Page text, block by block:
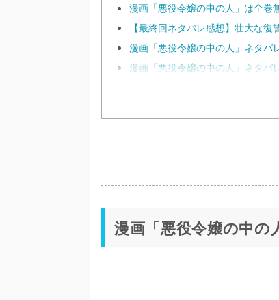
漫画「悪役令嬢の中の人」は全巻
【最終回ネタバレ感想】壮大な復
漫画「悪役令嬢の中の人」ネタバ
漫画「悪役令嬢の中の人」ネタバ
漫画「悪役令嬢の中の